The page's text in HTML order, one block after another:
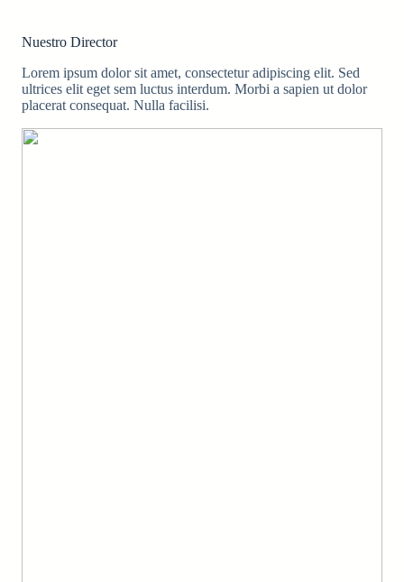
Nuestro Director
Lorem ipsum dolor sit amet, consectetur adipiscing elit. Sed
ultrices elit eget sem luctus interdum. Morbi a sapien ut dolor
placerat consequat. Nulla facilisi.